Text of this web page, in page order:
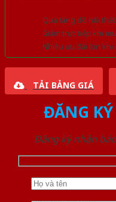
Quà tặng đồ nội
Giảm trực tiếp khi
Nhiều ưu đãi lớn
TẢI BẢNG GIÁ
ĐĂNG
Đăng ký nhận